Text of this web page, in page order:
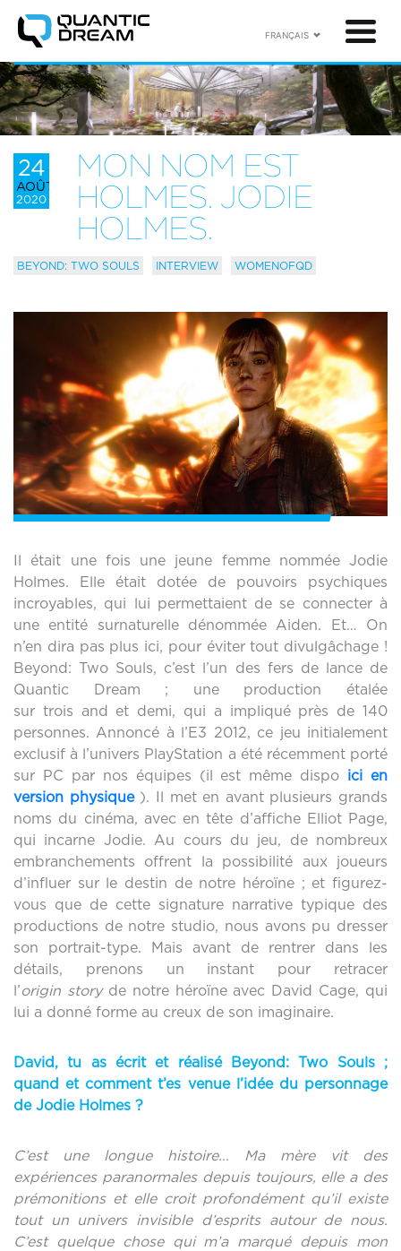
FRANÇAIS
24
AOÛT
2020
MON NOM EST
HOLMES. JODIE
HOLMES.
BEYOND: TWO SOULS INTERVIEW WOMENOFQD
Il était une fois une jeune femme nommée Jodie
Holmes. Elle était dotée de pouvoirs psychiques
incroyables, qui lui permettaient de se connecter à
une entité surnaturelle dénommée Aiden. Et… On
n’en dira pas plus ici, pour éviter tout divulgâchage !
Beyond: Two Souls, c’est l’un des fers de lance de
Quantic Dream ; une production étalée
sur trois and et demi, qui a impliqué près de 140
personnes. Annoncé à l’E3 2012, ce jeu initialement
exclusif à l’univers PlayStation a été récemment porté
sur PC par nos équipes (il est même dispo ici en
version physique). Il met en avant plusieurs grands
noms du cinéma, avec en tête d’affiche Elliot Page,
qui incarne Jodie. Au cours du jeu, de nombreux
embranchements offrent la possibilité aux joueurs
d’influer sur le destin de notre héroïne ; et figurez-
vous que de cette signature narrative typique des
productions de notre studio, nous avons pu dresser
son portrait-type. Mais avant de rentrer dans les
détails, prenons un instant pour retracer
l’origin storyde notre héroïne avec David Cage, qui
lui a donné forme au creux de son imaginaire.
David, tu as écrit et réalisé Beyond: Two Souls ;
quand et comment t’es venue l’idée du personnage
de Jodie Holmes ?
C’est une longue histoire… Ma mère vit des
expériences paranormales depuis toujours, elle a des
prémonitions et elle croit profondément qu’il existe
tout un univers invisible d’esprits autour de nous.
C’est quelque chose qui m’a marqué depuis mon